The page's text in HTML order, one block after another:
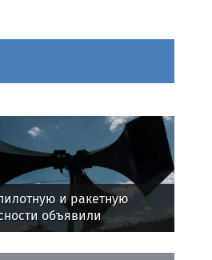
и ракетную
объявили